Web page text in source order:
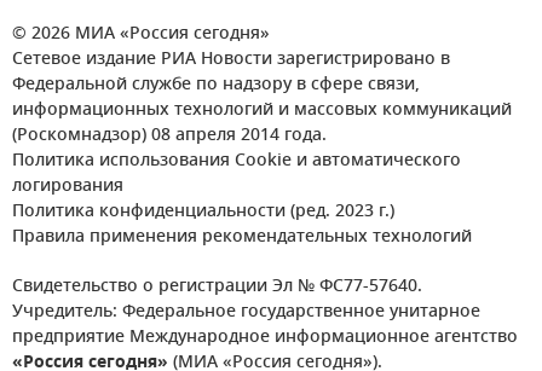
© 2026 МИА «Россия сегодня»
Сетевое издание РИА Новости зарегистрировано в
Федеральной службе по надзору в сфере связи,
информационных технологий и массовых коммуникаций
(Роскомнадзор) 08 апреля 2014 года.
Политика использования Cookie и автоматического
логирования
Политика конфиденциальности (ред. 2023 г.)
Правила применения рекомендательных технологий
Свидетельство о регистрации Эл № ФС77-57640.
Учредитель: Федеральное государственное унитарное
предприятие Международное информационное агентство
«Россия сегодня» (МИА «Россия сегодня»).